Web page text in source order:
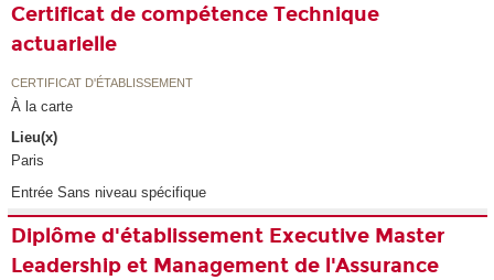
Certificat de compétence Technique
actuarielle
CERTIFICAT D'ÉTABLISSEMENT
À la carte
Lieu(x)
Paris
Entrée Sans niveau spécifique
Diplôme d'établissement Executive Master
Leadership et Management de l'Assurance